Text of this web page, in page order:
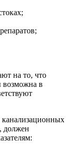
на то, что
возможна в
должен